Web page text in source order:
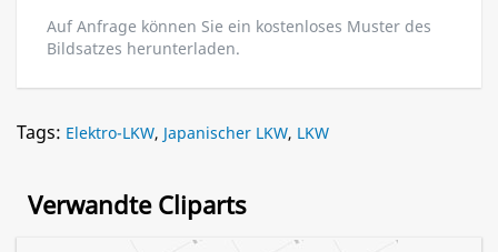
Auf Anfrage können Sie ein kostenloses Muster des
Bildsatzes herunterladen.
Tags: Elektro-LKW, Japanischer LKW, LKW
Verwandte Cliparts